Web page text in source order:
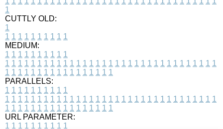
1
CUTTLY OLD:
1
1 1 1 1 1 1 1 1 1 1
MEDIUM:
1 1 1 1 1 1 1 1 1 1
1 1 1 1 1 1 1 1 1 1 1 1 1 1 1 1 1 1 1 1 1 1 1 1 1 1 1 1 1 1 1 1 1
1 1 1 1 1 1 1 1 1 1 1 1 1 1 1 1 1
PARALLELS:
1 1 1 1 1 1 1 1 1 1
1 1 1 1 1 1 1 1 1 1 1 1 1 1 1 1 1 1 1 1 1 1 1 1 1 1 1 1 1 1 1 1 1
1 1 1 1 1 1 1 1 1 1 1 1 1 1 1 1 1
URL PARAMETER:
1 1 1 1 1 1 1 1 1 1